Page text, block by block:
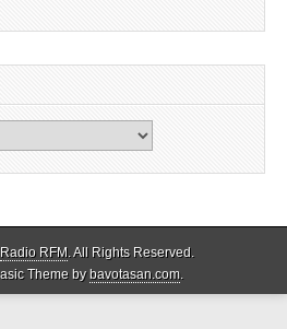
Radio RFM. All Rights Reserved.
Theme bybavotasan.com